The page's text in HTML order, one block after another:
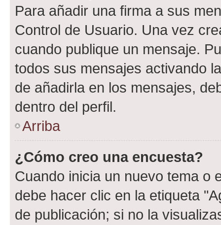
Para añadir una firma a sus
Control de Usuario. Una vez
cuando publique un mensaje.
todos sus mensajes activando
de añadirla en los mensajes,
dentro del perfil.
Arriba
¿Cómo creo una encuesta?
Cuando inicia un nuevo tema o
debe hacer clic en la etiqueta
de publicación; si no la